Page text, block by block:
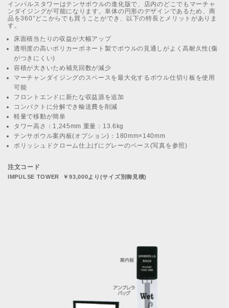
インパルスタワーはテンサボウルの進化版で、店内のどこでもマーチャ
ンダイジングが可能になります。単体の円形のデザインであるため、商
品を360°どこからでも買うことができ、以下の特長とメリットがありま
す。
床面積当たりの収益が大幅アップ
透明度の高いポリカーボネート製でボウルの見通しがよく高耐久性(傷
がつきにくい)
容積が大きいため補充回数が減少
マーチャンダイジングのスペースを最大化するボウル仕切り板を使用
可能
フロントエンドに新たな収益源を追加
コンパクトに分解でき輸送費を削減
軽量で移動が簡単
タワー高さ：1,245mm 重量：13.6kg
テンサボウル案内板(オプション)：180mm×140mm
ポリッシュドクローム仕上げにグレーのベース(写真を参照)
注文コード
IMPULSE TOWER ￥93,000より(サイズ別御見積)